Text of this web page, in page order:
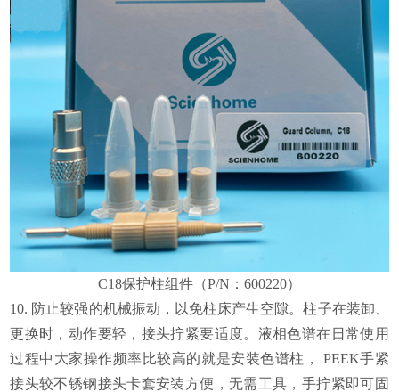
C18保护柱组件（P/N：600220）
10. 防止较强的机械振动，以免柱床产生空隙。柱子在装卸、
更换时，动作要轻，接头拧紧要适度。液相色谱在日常使用
过程中大家操作频率比较高的就是安装色谱柱， PEEK手紧
接头较不锈钢接头卡套安装方便，无需工具，手拧紧即可固